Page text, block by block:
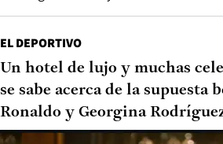
EL DEPORTIVO
Un hotel de lujo y muchas
se sabe acerca de la supuesta
Ronaldo y Georgina